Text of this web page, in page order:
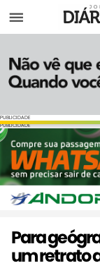
Menu
PUBLICIDADE
PUBLICIDADE
Para
um retrato